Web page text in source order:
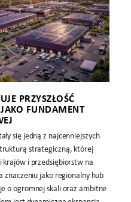
PRZYSZŁOŚĆ
FUNDAMENT
się jedną z najcenniejszych
strategiczną, której
krajów i przedsiębiorstw na
znaczeniu jako regionalny hub
o ogromnej skali oraz ambitne